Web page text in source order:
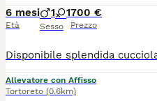
6 mesi
Età
1 1
Sesso
700 €
Prezzo
Allevatore con Affisso
Tortoreto (0.6km)